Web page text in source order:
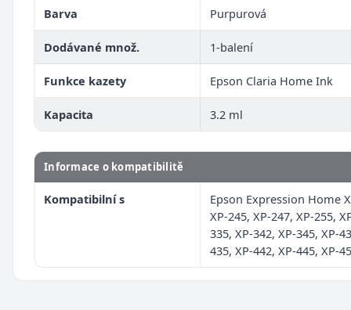
Barva Purpurová
Dodávané množ. 1-balení
Funkce kazety Epson Claria Home Ink
Kapacita 3.2 ml
Informace o kompatibilitě
Kompatibilní s
Epson Expression Home
XP-245, XP-247, XP-255,
335, XP-342, XP-345, XP-
435, XP-442, XP-445, XP-